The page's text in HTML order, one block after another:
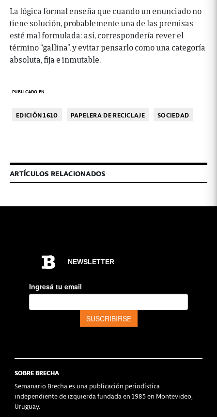
La lógica formal enseña que cuando un enunciado no
tiene solución, probablemente una de las premisas
esté mal formulada: así, correspondería rever el
término “gallina”, y evitar pensarlo como una categoría
absoluta, fija e inmutable.
PUBLICADO EN:
EDICIÓN 1610 PAPELERA DE RECICLAJE SOCIEDAD
ARTÍCULOS RELACIONADOS
SOBRE BRECHA
Semanario Brecha es una publicación periodística
independiente de izquierda fundada en 1985 en Montevideo,
Uruguay.